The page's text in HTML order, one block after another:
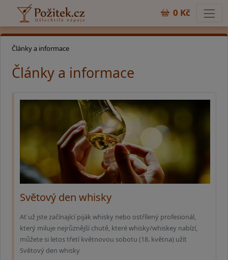
0 Kč
Články a informace
Články a informace
Světový den whisky
Ať už jste začínající piják whisky nebo ostřílený profesionál,
který miluje nejrůznější chutě, které whisky/whiskey nabízí,
můžete si letos třetí květnovou sobotu (18. května) užít
Světový den whisky